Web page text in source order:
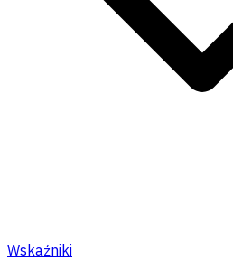
Wskaźniki